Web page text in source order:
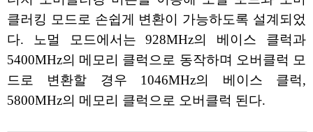
클러킹 모드로 손쉽게 변환이 가능하도록 설계되었
다. 노멀 모드에서는 928MHz의 베이스 클럭과
5400MHz의 메모리 클럭으로 동작하며 오버클럭 모
드로 변환할 경우 1046MHz의 베이스 클럭,
5800MHz의 메모리 클럭으로 오버클럭 된다.